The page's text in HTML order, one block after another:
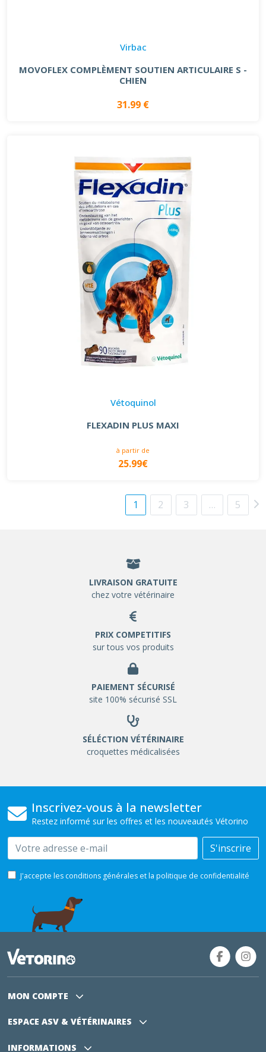
Virbac
MOVOFLEX COMPLÈMENT SOUTIEN ARTICULAIRE S -
CHIEN
31.99 €
Vétoquinol
FLEXADIN PLUS MAXI
à partir de
25.99€
1 2 3 … 5
LIVRAISON GRATUITE
chez votre vétérinaire
PRIX COMPETITIFS
sur tous vos produits
PAIEMENT SÉCURISÉ
site 100% sécurisé SSL
SÉLÉCTION VÉTÉRINAIRE
croquettes médicalisées
Inscrivez-vous à la newsletter
Restez informé sur les offres et les nouveautés Vétorino
Email S'inscrire
J'accepte les conditions générales et la politique de confidentialité
MON COMPTE
ESPACE ASV & VÉTÉRINAIRES
INFORMATIONS